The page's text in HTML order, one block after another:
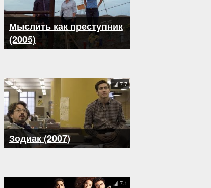
Мыслить как преступник
(2005)
Зодиак (2007)
7.7
7.1